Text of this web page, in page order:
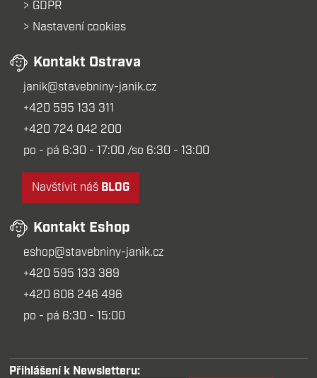
GDPR
Nastavení cookies
Kontakt Ostrava
janik@stavebniny-janik.cz
+420 595 133 311
+420 724 042 200
po - pá 6:30 - 17:00 /so 6:30 - 13:00
Navštívit náš BLOG
Kontakt Eshop
eshop@stavebniny-janik.cz
+420 595 133 389
+420 606 246 496
po - pá 6:30 - 15:00
Přihlášení k Newsletteru: